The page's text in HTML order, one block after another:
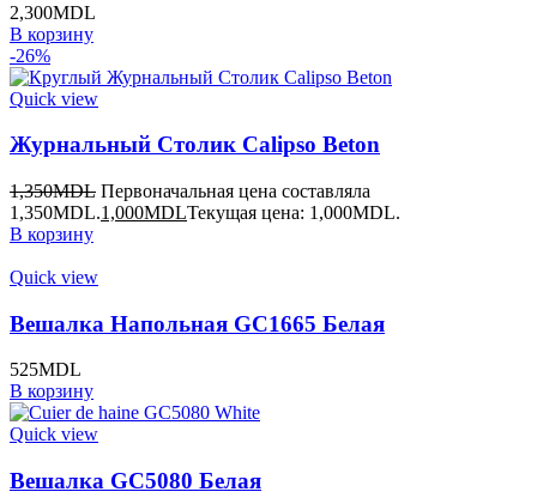
2,300MDL
В корзину
-26%
Quick view
Журнальный Столик Calipso Beton
1,350MDL Первоначальная цена составляла
1,350MDL.1,000MDLТекущая цена: 1,000MDL.
В корзину
Quick view
Вешалка Напольная GC1665 Белая
525MDL
В корзину
Quick view
Вешалка GC5080 Белая